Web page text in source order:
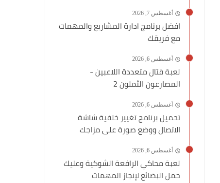
أغسطس 7, 2026
افضل برنامج ادارة المشاريع والمهمات
مع فريقك
أغسطس 6, 2026
لعبة قتال متعددة اللاعبين -
المصارعون الثملون 2
أغسطس 6, 2026
تحميل برنامج تغيير خلفية شاشة
الاتصال ووضع صورة على مزاجك
أغسطس 6, 2026
لعبة محاكي الرافعة الشوكية وعليك
حمل البضائع لإنجاز المهمات